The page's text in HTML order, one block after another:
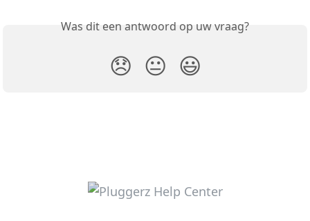
Was dit een antwoord op uw vraag?
😞 😐 😃